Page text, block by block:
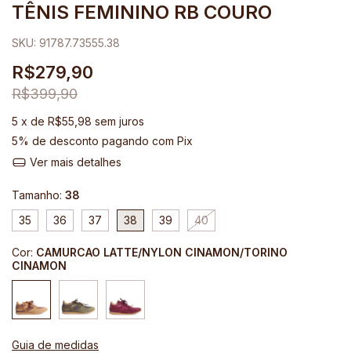
TÊNIS FEMININO RB COURO
SKU: 91787.73555.38
R$279,90
R$399,90
5 x de R$55,98 sem juros
5% de desconto pagando com Pix
Ver mais detalhes
Tamanho: 38
35
36 37 38 39 40
Cor: CAMURCAO LATTE/NYLON CINAMON/TORINO
CINAMON
Guia de medidas